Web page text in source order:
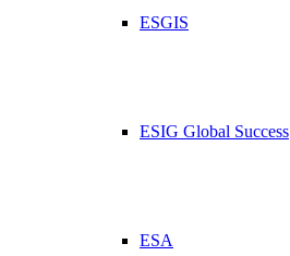
ESGIS
ESIG Global Success
ESA